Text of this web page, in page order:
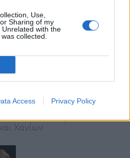
Use,
Sharing of my
with the
collected.
Access Privacy Policy
Ρέθυμνο: Απολογείται ο
και νοσηλεύονταν στο
Χανίων